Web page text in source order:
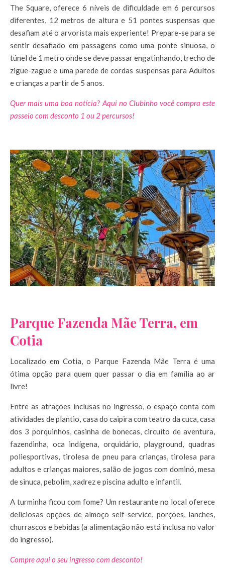
The Square, oferece 6 níveis de dificuldade em 6 percursos
diferentes, 12 metros de altura e 51 pontes suspensas que
desafiam até o arvorista mais experiente! Prepare-se para se
sentir desafiado em passagens como uma ponte sinuosa, o
túnel de 1 metro onde se deve passar engatinhando, trecho de
zigue-zague e uma parede de cordas suspensas para Adultos
e crianças a partir de 5 anos.
Quer mais uma boa notícia? Aqui no Clubinho você compra este
passeio com desconto 1 ou 2 percursos!
Parque Fazenda Mãe Terra, em
Cotia
Localizado em Cotia, o Parque Fazenda Mãe Terra é uma
ótima opção para quem quer passar o dia em família ao ar
livre!
Entre as atrações inclusas no ingresso, o espaço conta com
atividades de plantio, casa do caipira com teatro da cuca, casa
dos 3 porquinhos, casinha de bonecas, circuito de aventura,
fazendinha, oca indígena, orquidário, playground, quadras
poliesportivas, tirolesa de pneu para crianças, tirolesa para
adultos e crianças maiores, salão de jogos com dominó, mesa
de sinuca, pebolim, xadrez e piscina adulto e infantil.
A turminha ficou com fome? Um restaurante no local oferece
deliciosas opções de almoço self-service, porções, lanches,
churrascos e bebidas (a alimentação não está inclusa no valor
do ingresso).
Compre aqui o seu ingresso com desconto!